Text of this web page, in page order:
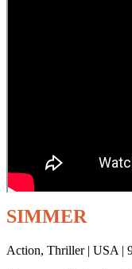
SIMMER
Action, Thriller | USA |